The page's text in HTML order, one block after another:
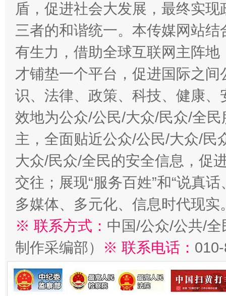
盾，促进社会大发展，最终实
三者的和谐统一。本传媒网站
有生力，借助全球互联网主阵
才铺垫一个平台，促进国际之
识、法律、政策、科技、健康
效地为公众/公民/大众/民众/全
主，全面贴近公众/公民/大众/民
大众/民众/全民的安全信息，促
交往；展现“服务百姓”和“说真
多媒体、多元化、信息时代现实
※ 联系方式： 中国/公众/公共/
制作采编部）
※ 联系电话：